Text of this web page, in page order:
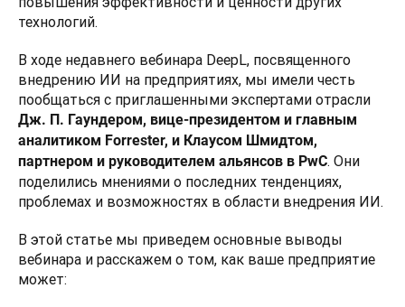
технологий.
В ходе недавнего вебинара DeepL, посвященного
внедрению ИИ на предприятиях, мы имели честь
Дж. П. Гаундером, вице-президентом и главным
аналитиком Forrester, и Клаусом Шмидтом,
партнером и руководителем альянсов в PwC. Они
поделились мнениями о последних тенденциях,
проблемах и возможностях в области внедрения ИИ.
В этой статье мы приведем основные выводы
вебинара и расскажем о том, как ваше предприятие
может: